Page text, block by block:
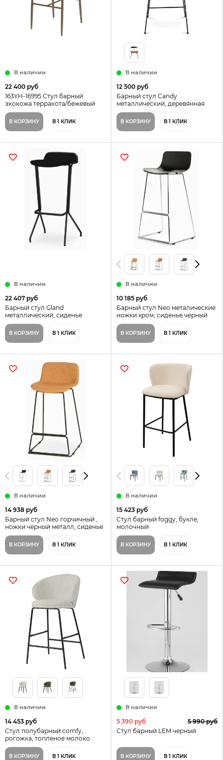
В наличии
22 400 руб
163YH-16995 Стул барный
экокожа терракота/бежевый
55*44*103см
В КОРЗИНУ В 1 КЛИК
В наличии
12 500 руб
Барный стул Candy
металлический, деревянная
спинка, коричневая экокожа
В КОРЗИНУ В 1 КЛИК
В наличии
22 407 руб
Барный стул Gland
металлический, сиденье
экокожа
В КОРЗИНУ В 1 КЛИК
В наличии
10 185 руб
Барный стул Neo металические
ножки хром, сиденье черный
пластик
В КОРЗИНУ В 1 КЛИК
В наличии
14 938 руб
Барный стул Neo горчичный ,
ножки черный металл, сиденье
с мягкой обивкой
В КОРЗИНУ В 1 КЛИК
В наличии
15 423 руб
Стул барный foggy, букле,
молочный
В КОРЗИНУ В 1 КЛИК
В наличии
14 453 руб
Стул полубарный comfy,
рогожка, топленое молоко
В КОРЗИНУ В 1 КЛИК
В наличии
5 390 руб
5 990 руб
Стул барный LEM черный
В КОРЗИНУ В 1 КЛИК